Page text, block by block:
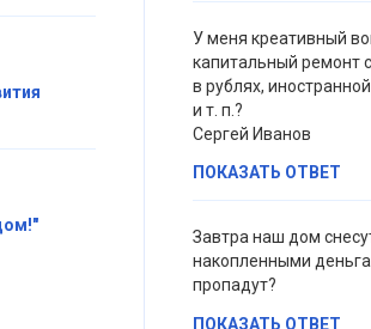
У меня креативный
капитальный ремонт
в рублях,
и т. п.?
Сергей Иванов
ПОКАЗАТЬ ОТВЕТ
Завтра наш дом
накопленными
пропадут?
ПОКАЗАТЬ ОТВЕТ